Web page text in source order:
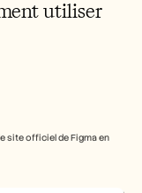
utiliser
site officiel de Figma en